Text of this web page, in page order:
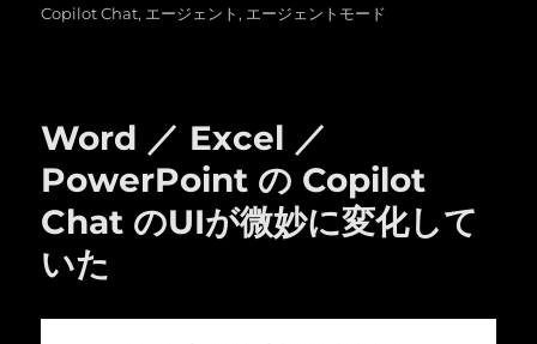
日:
ゴ
グ
Copilot Chat, エージェント, エージェントモード
Word ／ Excel ／
PowerPoint の Copilot
Chat のUIが微妙に変化して
いた